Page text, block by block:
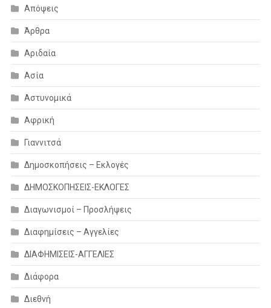
Απόψεις
Άρθρα
Αριδαία
Ασία
Αστυνομικά
Αφρική
Γιαννιτσά
Δημοσκοπήσεις – Εκλογές
ΔΗΜΟΣΚΟΠΗΣΕΙΣ-ΕΚΛΟΓΕΣ
Διαγωνισμοί – Προσλήψεις
Διαφημίσεις – Αγγελίες
ΔΙΑΦΗΜΙΣΕΙΣ-ΑΓΓΕΛΙΕΣ
Διάφορα
Διεθνή